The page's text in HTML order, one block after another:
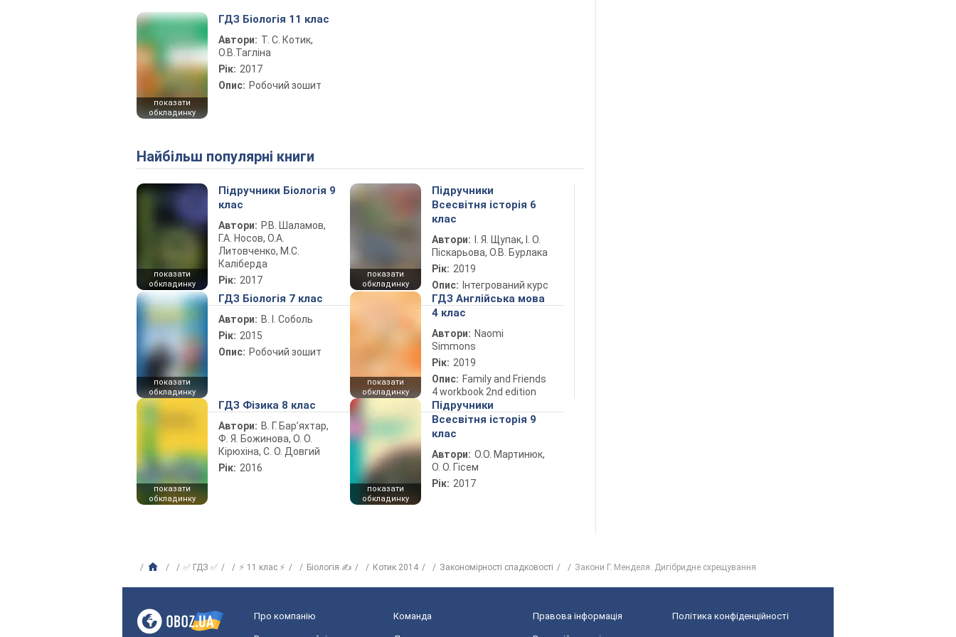
показати
обкладинку
ГДЗ Біологія 11 клас
Автори: Т. С. Котик,
О.В.Тагліна
Рік: 2017
Опис: Робочий зошит
Найбільш популярні книги
показати
обкладинку
Підручники Біологія 9
клас
Автори: Р.В. Шаламов,
Г.А. Носов, О.А.
Литовченко, М.С.
Каліберда
Рік: 2017
показати
обкладинку
Підручники
Всесвітня історія 6
клас
Автори:
І. Я. Щупак, І. О.
Піскарьова, О.В. Бурлака
Рік: 2019
Опис: Інтегрований курс
показати
обкладинку
ГДЗ Біологія 7 клас
Автори: В. І. Соболь
Рік: 2015
Опис: Робочий зошит
показати
обкладинку
ГДЗ Англійська мова
4 клас
Автори: Naomi
Simmons
Рік: 2019
Опис: Family and Friends
4 workbook 2nd edition
показати
обкладинку
ГДЗ Фізика 8 клас
Автори: В. Г. Бар’яхтар,
Ф. Я. Божинова, О. О.
Кірюхіна, С. О. Довгий
Рік: 2016
показати
обкладинку
Підручники
Всесвітня історія 9
клас
Автори: О.О. Мартинюк,
О. О. Гісем
Рік: 2017
✅ ГДЗ ✅ ⚡ 11 клас ⚡ Біологія ✍ Котик 2014 Закономірності спадковості Закони Г. Менделя. Дигібридне схрещування
Про компанію Команда Правова інформація Політика конфіденційності